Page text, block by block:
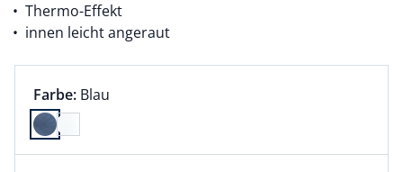
Thermo-Effekt
innen leicht angeraut
Farbauswahl:
Farbe: aktuell ausgewählt:
Blau
Farbe Blau ausgewählt